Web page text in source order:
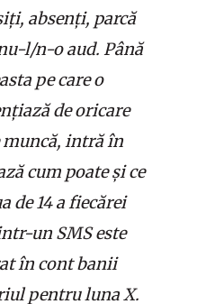
absenți, parcă
l/n-o aud. Până
pe care o
de oricare
muncă, intră în
cum poate și ce
de 14 a fiecărei
un SMS este
în cont banii
pentru luna X.